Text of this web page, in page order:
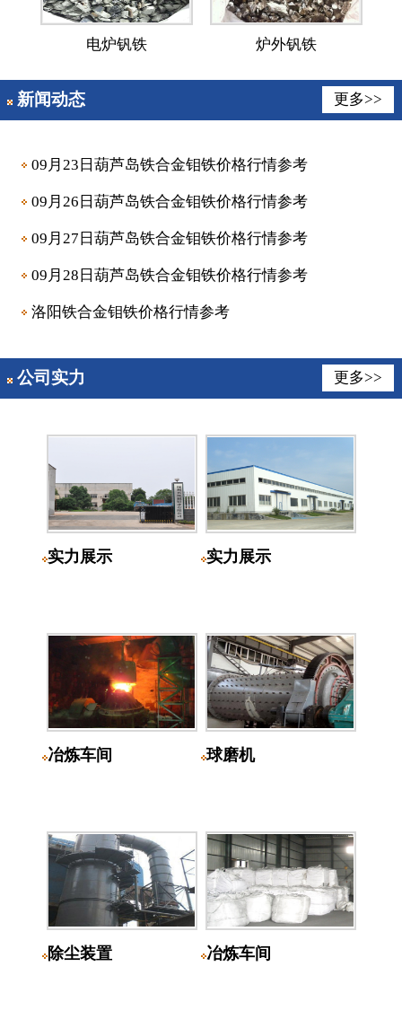
电炉钒铁 炉外钒铁
新闻动态 更多>>
09月23日葫芦岛铁合金钼铁价格行情参考
09月26日葫芦岛铁合金钼铁价格行情参考
09月27日葫芦岛铁合金钼铁价格行情参考
09月28日葫芦岛铁合金钼铁价格行情参考
洛阳铁合金钼铁价格行情参考
公司实力 更多>>
实力展示 实力展示
冶炼车间 球磨机
除尘装置 冶炼车间